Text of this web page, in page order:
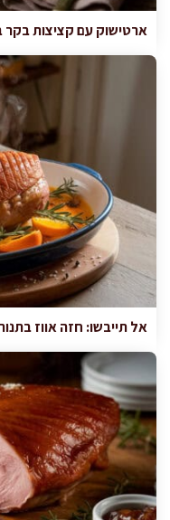
ארטישוק עם קציצות בקר
אל תייבשו: חזה אווז